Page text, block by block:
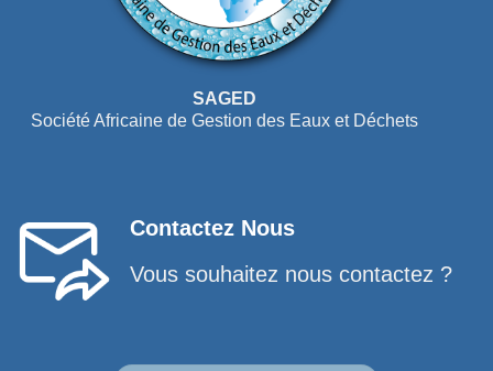
SAGED
Société Africaine de Gestion des Eaux et Déchets
Contactez Nous
Vous souhaitez nous contactez ?